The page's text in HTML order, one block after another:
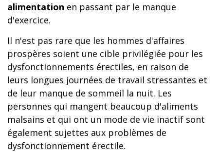
alimentation en passant par le manque
d'exercice.
Il n'est pas rare que les hommes d'affaires
prospères soient une cible privilégiée pour les
dysfonctionnements érectiles, en raison de
leurs longues journées de travail stressantes et
de leur manque de sommeil la nuit. Les
personnes qui mangent beaucoup d'aliments
malsains et qui ont un mode de vie inactif sont
également sujettes aux problèmes de
dysfonctionnement érectile.